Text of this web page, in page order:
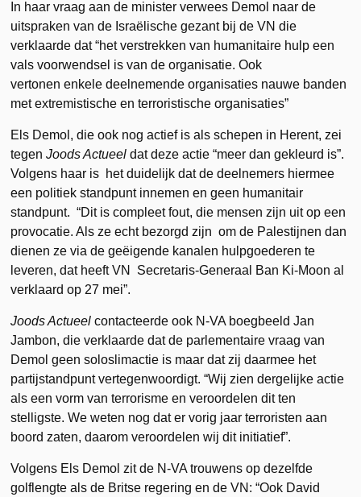
In haar vraag aan de minister verwees Demol naar de
uitspraken van de Israëlische gezant bij de VN die
verklaarde dat “het verstrekken van humanitaire hulp een
vals voorwendsel is van de organisatie. Ook
vertonen enkele deelnemende organisaties nauwe banden
met extremistische en terroristische organisaties”
Els Demol, die ook nog actief is als schepen in Herent, zei
tegenJoods Actueeldat deze actie “meer dan gekleurd is”.
Volgens haar is het duidelijk dat de deelnemers hiermee
een politiek standpunt innemen en geen humanitair
standpunt. “Dit is compleet fout, die mensen zijn uit op een
provocatie. Als ze echt bezorgd zijn om de Palestijnen dan
dienen ze via de geëigende kanalen hulpgoederen te
leveren, dat heeft VN Secretaris-Generaal Ban Ki-Moon al
verklaard op 27 mei”.
Joods Actueel contacteerde ook N-VA boegbeeld Jan
Jambon, die verklaarde dat de parlementaire vraag van
Demol geen soloslimactie is maar dat zij daarmee het
partijstandpunt vertegenwoordigt. “Wij zien dergelijke actie
als een vorm van terrorisme en veroordelen dit ten
stelligste. We weten nog dat er vorig jaar terroristen aan
boord zaten, daarom veroordelen wij dit initiatief”.
Volgens Els Demol zit de N-VA trouwens op dezelfde
golflengte als de Britse regering en de VN: “Ook David